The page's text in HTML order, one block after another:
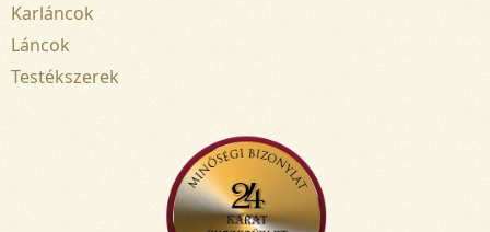
Karláncok
Láncok
Testékszerek